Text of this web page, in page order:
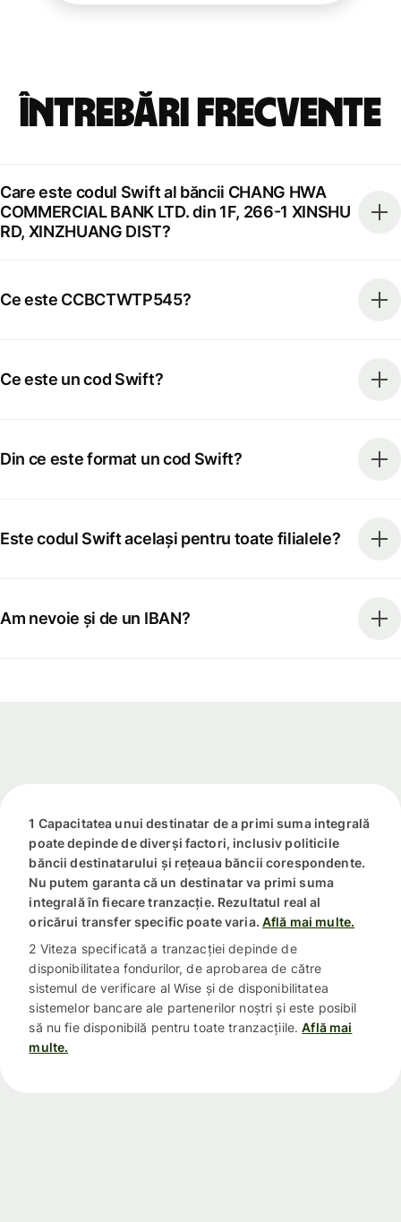
Întrebări frecvente
Care este codul Swift al băncii CHANG HWA
COMMERCIAL BANK LTD. din 1F, 266-1 XINSHU
RD, XINZHUANG DIST?
Ce este CCBCTWTP545?
Ce este un cod Swift?
Din ce este format un cod Swift?
Este codul Swift același pentru toate filialele?
Am nevoie și de un IBAN?
1 Capacitatea unui destinatar de a primi suma integrală
poate depinde de diverși factori, inclusiv politicile
băncii destinatarului și rețeaua băncii corespondente.
Nu putem garanta că un destinatar va primi suma
integrală în fiecare tranzacție. Rezultatul real al
oricărui transfer specific poate varia. Află mai multe.
2 Viteza specificată a tranzacției depinde de
disponibilitatea fondurilor, de aprobarea de către
sistemul de verificare al Wise și de disponibilitatea
sistemelor bancare ale partenerilor noștri și este posibil
să nu fie disponibilă pentru toate tranzacțiile. Află mai
multe.